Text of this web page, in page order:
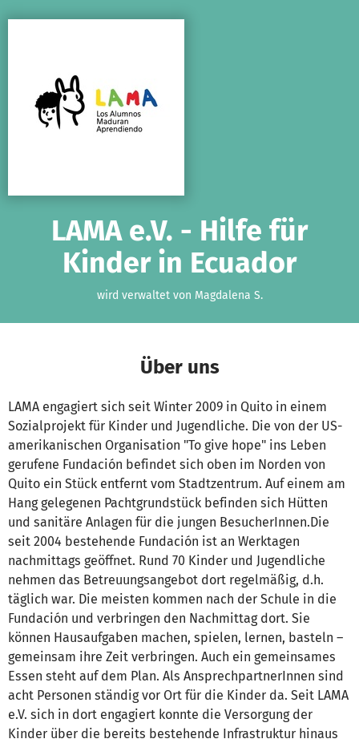
LAMA e.V. - Hilfe für
Kinder in Ecuador
wird verwaltet von Magdalena S.
Über uns
LAMA engagiert sich seit Winter 2009 in Quito in einem
Sozialprojekt für Kinder und Jugendliche. Die von der US-
amerikanischen Organisation "To give hope" ins Leben
gerufene Fundación befindet sich oben im Norden von
Quito ein Stück entfernt vom Stadtzentrum. Auf einem am
Hang gelegenen Pachtgrundstück befinden sich Hütten
und sanitäre Anlagen für die jungen BesucherInnen.Die
seit 2004 bestehende Fundación ist an Werktagen
nachmittags geöffnet. Rund 70 Kinder und Jugendliche
nehmen das Betreuungsangebot dort regelmäßig, d.h.
täglich war. Die meisten kommen nach der Schule in die
Fundación und verbringen den Nachmittag dort. Sie
können Hausaufgaben machen, spielen, lernen, basteln –
gemeinsam ihre Zeit verbringen. Auch ein gemeinsames
Essen steht auf dem Plan. Als AnsprechpartnerInnen sind
acht Personen ständig vor Ort für die Kinder da. Seit LAMA
e.V. sich in dort engagiert konnte die Versorgung der
Kinder über die bereits bestehende Infrastruktur hinaus